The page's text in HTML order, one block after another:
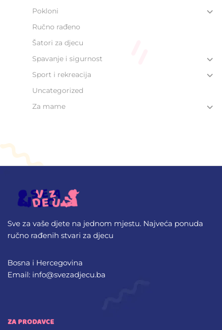
Pokloni
Ručno rađeno
Šatori za djecu
Spavanje i sigurnost
Sport i rekreacija
Uncategorized
Za mame
Sve za vaše djete na jednom mjestu. Najveća ponuda
ručno rađenih stvari za djecu
Bosna i Hercegovina
Email: info@svezadjecu.ba
ZA PRODAVCE